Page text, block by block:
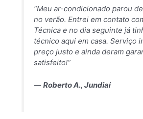
“Meu ar-condicionado parou
no verão. Entrei em contato
Técnica e no dia seguinte já
técnico aqui em casa. Serviço
preço justo e ainda deram
satisfeito!”
— Roberto A., Jundiaí